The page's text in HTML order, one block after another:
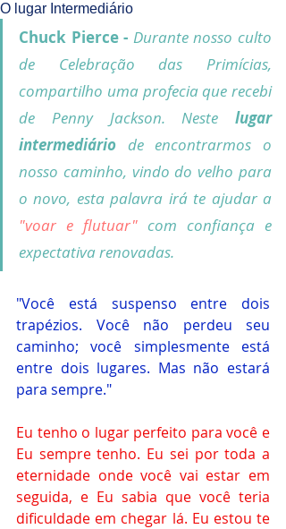
O lugar Intermediário
Chuck Pierce - Durante nosso culto
de Celebração das Primícias,
compartilho uma profecia que recebi
de Penny Jackson. Neste lugar
intermediário de encontrarmos o
nosso caminho, vindo do velho para
"voar e flutuar" com confiança e
expectativa renovadas.
"Você está suspenso entre dois
trapézios. Você não perdeu seu
caminho; você simplesmente está
entre dois lugares. Mas não estará
para sempre."
Eu tenho o lugar perfeito para você e
Eu sempre tenho. Eu sei por toda a
eternidade onde você vai estar em
seguida, e Eu sabia que você teria
dificuldade em chegar lá. Eu estou te